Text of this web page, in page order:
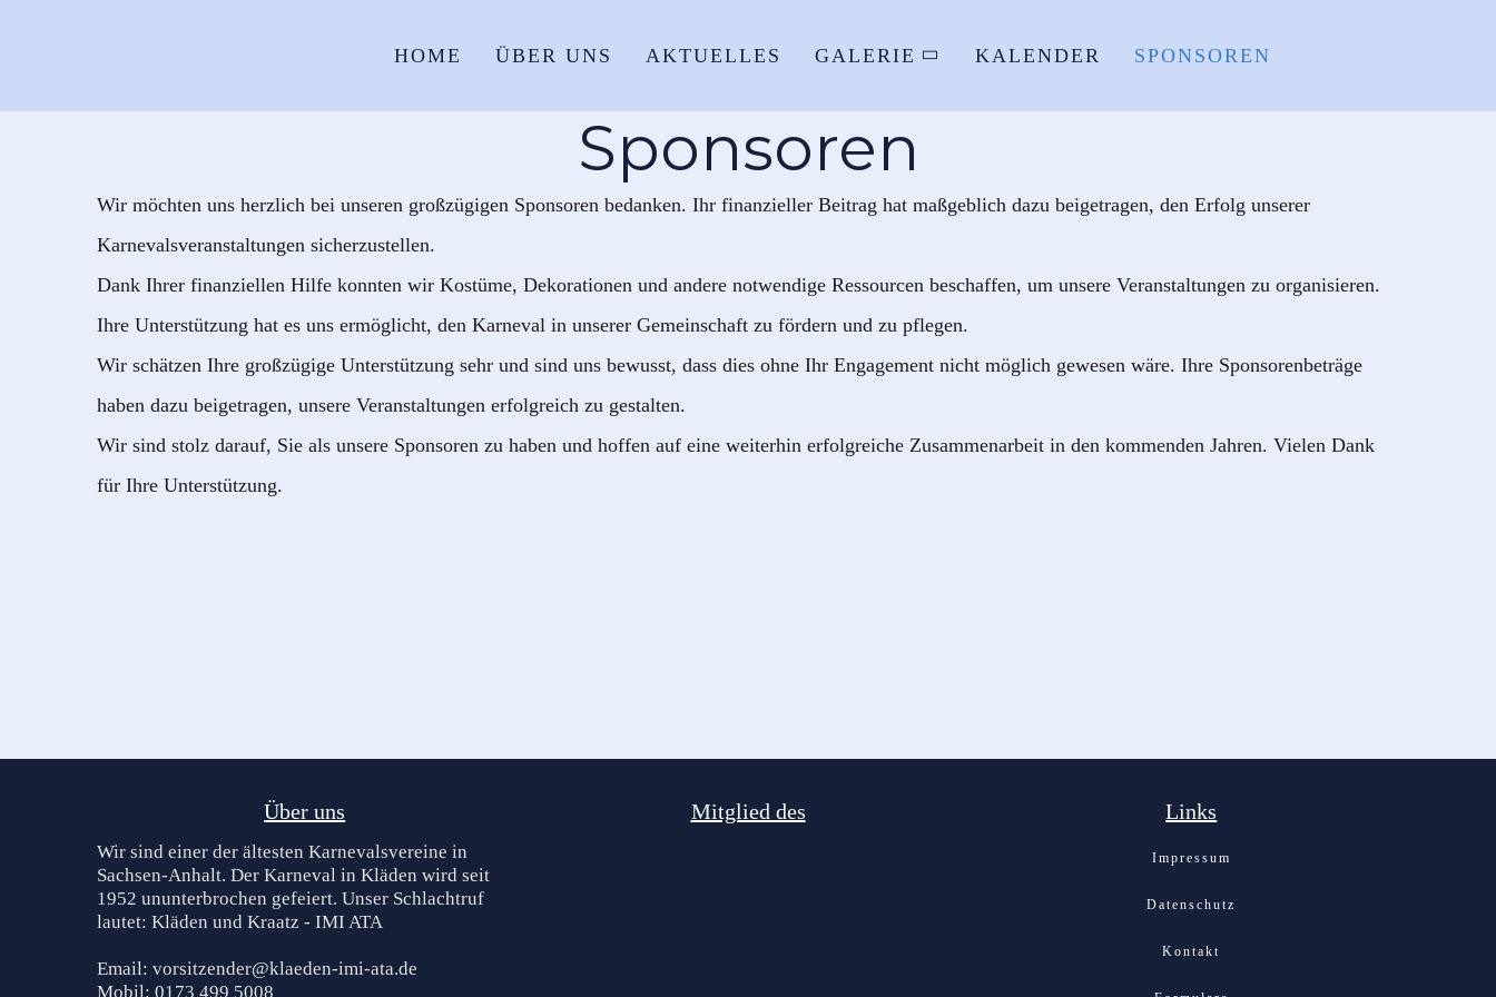
HOME ÜBER UNS AKTUELLES GALERIE KALENDER SPONSOREN
Sponsoren
Wir möchten uns herzlich bei unseren großzügigen Sponsoren bedanken. Ihr finanzieller Beitrag hat maßgeblich dazu beigetragen, den Erfolg unserer
Karnevalsveranstaltungen sicherzustellen.
Dank Ihrer finanziellen Hilfe konnten wir Kostüme, Dekorationen und andere notwendige Ressourcen beschaffen, um unsere Veranstaltungen zu organisieren.
Ihre Unterstützung hat es uns ermöglicht, den Karneval in unserer Gemeinschaft zu fördern und zu pflegen.
Wir schätzen Ihre großzügige Unterstützung sehr und sind uns bewusst, dass dies ohne Ihr Engagement nicht möglich gewesen wäre. Ihre Sponsorenbeträge
haben dazu beigetragen, unsere Veranstaltungen erfolgreich zu gestalten.
Wir sind stolz darauf, Sie als unsere Sponsoren zu haben und hoffen auf eine weiterhin erfolgreiche Zusammenarbeit in den kommenden Jahren. Vielen Dank
für Ihre Unterstützung.
Über uns
Wir sind einer der ältesten Karnevalsvereine in
Sachsen-Anhalt. Der Karneval in Kläden wird seit
1952 ununterbrochen gefeiert. Unser Schlachtruf
lautet: Kläden und Kraatz - IMI ATA
Email: vorsitzender@klaeden-imi-ata.de
Mobil: 0173 499 5008
Mitglied des Links
Impressum
Datenschutz
Kontakt